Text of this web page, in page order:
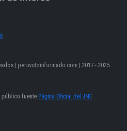
| peruvotoinformado.com | 2017 - 2025
público fuente Página Oficial del JNE